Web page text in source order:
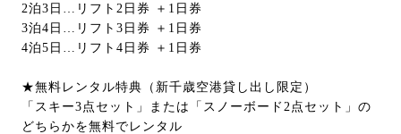
2泊3日…リフト2日券 ＋1日券
3泊4日…リフト3日券 ＋1日券
4泊5日…リフト4日券 ＋1日券
★無料レンタル特典（新千歳空港貸し出し限定）
「スキー3点セット」または「スノーボード2点セット」の
どちらかを無料でレンタル